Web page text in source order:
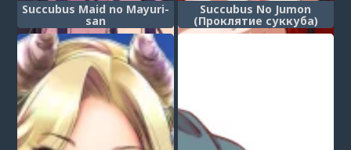
Succubus Maid no Mayuri-
san
Succubus No Jumon
(Проклятие суккуба)